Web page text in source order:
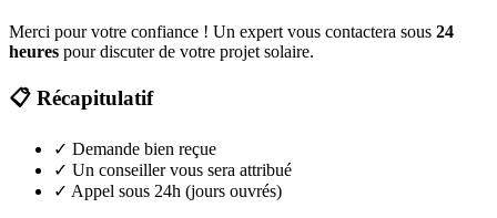
Merci pour votre confiance ! Un expert vous contactera sous 24
heures pour discuter de votre projet solaire.
📋 Récapitulatif
✓ Demande bien reçue
✓ Un conseiller vous sera attribué
✓ Appel sous 24h (jours ouvrés)